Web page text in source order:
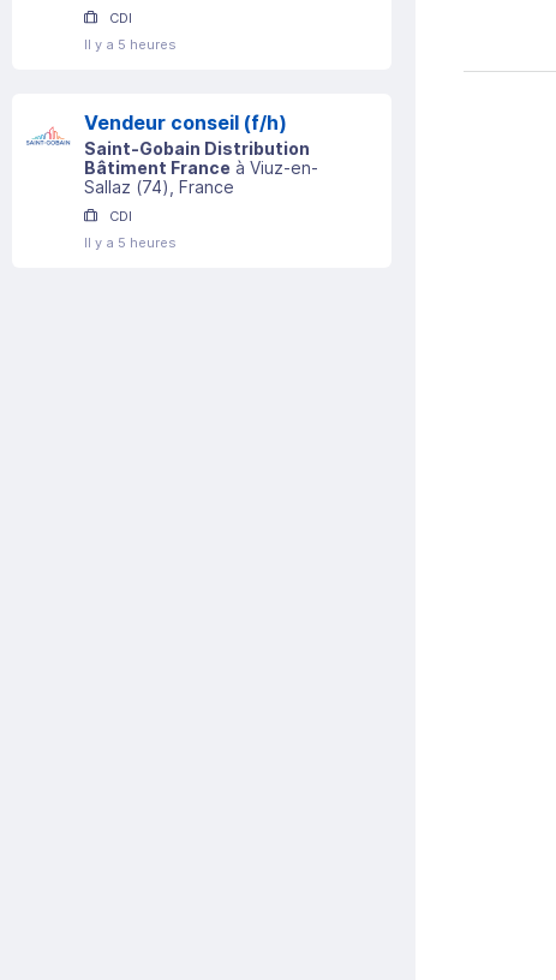
CDI
Il y a 5 heures
Vendeur conseil (f/h)
Saint-Gobain Distribution
Bâtiment France à Viuz-en-
Sallaz (74) , France
CDI
Il y a 5 heures